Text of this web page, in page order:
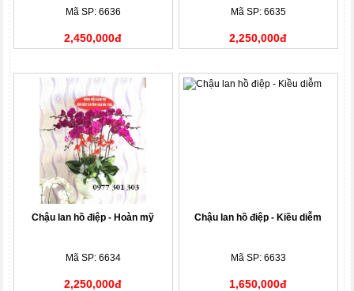
Mã SP: 6636
2,450,000đ
Mã SP: 6635
2,250,000đ
Chậu lan hồ điệp - Hoàn mỹ
Mã SP: 6634
2,250,000đ
Chậu lan hồ điệp - Kiều diễm
Mã SP: 6633
1,650,000đ